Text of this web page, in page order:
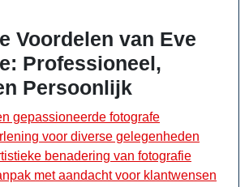
Voordelen van Eve
Professioneel,
Persoonlijk
gepassioneerde fotografe
voor diverse gelegenheden
benadering van fotografie
met aandacht voor klantwensen